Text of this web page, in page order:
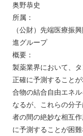
奥野恭史
所属：
（公財）先端医療振
進グループ
概要：
製薬業界において、
正確に予測すること
合物の結合自由エネ
なるが、これらの分
者の間の絶妙な相互
に予測することが困